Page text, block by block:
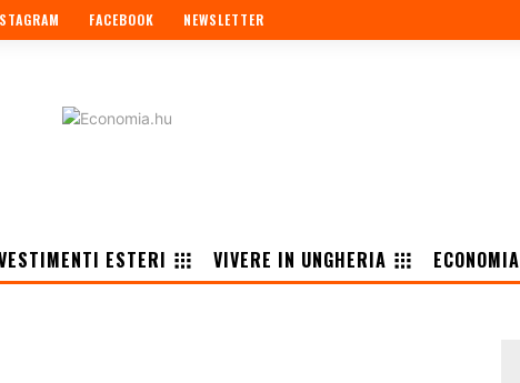
FACEBOOK NEWSLETTER
ESTERI VIVERE IN UNGHERIA